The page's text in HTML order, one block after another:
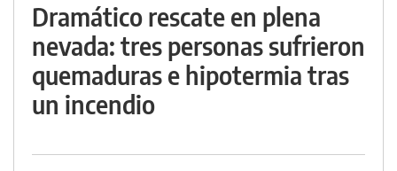
Dramático rescate en plena
nevada: tres personas sufrieron
quemaduras e hipotermia tras
un incendio